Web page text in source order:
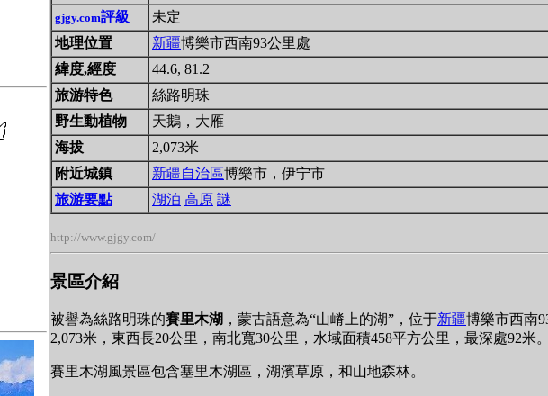
gjgy.com評級
未定
地理位置
新疆博樂市西南93公里處
緯度,經度
44.6, 81.2
旅游特色
絲路明珠
野生動植物
天鵝，大雁
海拔
2,073米
附近城鎮
新疆自治區博樂市，伊宁市
旅游要點
湖泊 高原 謎
http://www.gjgy.com/
景區介紹
被譽為絲路明珠的賽里木湖 ，蒙古語意為“山嵴上的湖”，位于新疆博樂市西南
2,073米，東西長20公里，南北寬30公里，水域面積458平方公里，最深處92米
賽里木湖風景區包含塞里木湖區，湖濱草原，和山地森林。